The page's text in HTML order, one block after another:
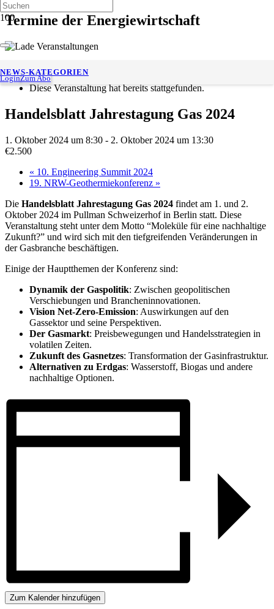
LoginZum Abo
NEWS-KATEGORIEN
Termine der Energiewirtschaft
« Alle Veranstaltungen
Diese Veranstaltung hat bereits stattgefunden.
Handelsblatt Jahrestagung Gas 2024
1. Oktober 2024 um 8:30 - 2. Oktober 2024 um 13:30
€2.500
« 10. Engineering Summit 2024
19. NRW-Geothermiekonferenz »
Die Handelsblatt Jahrestagung Gas 2024 findet am 1. und 2.
Oktober 2024 im Pullman Schweizerhof in Berlin statt. Diese
Veranstaltung steht unter dem Motto “Moleküle für eine nachhaltige
Zukunft?” und wird sich mit den tiefgreifenden Veränderungen in
der Gasbranche beschäftigen.
Einige der Hauptthemen der Konferenz sind:
Dynamik der Gaspolitik: Zwischen geopolitischen
Verschiebungen und Brancheninnovationen.
Vision Net-Zero-Emission: Auswirkungen auf den
Gassektor und seine Perspektiven.
Der Gasmarkt: Preisbewegungen und Handelsstrategien in
volatilen Zeiten.
Zukunft des Gasnetzes: Transformation der Gasinfrastruktur.
Alternativen zu Erdgas: Wasserstoff, Biogas und andere
nachhaltige Optionen.
Zum Kalender hinzufügen